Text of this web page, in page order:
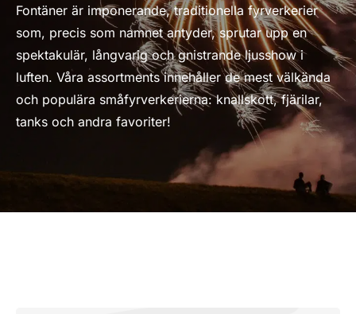
Fontäner är imponerande, traditionella fyrverkerier
som, precis som namnet antyder, sprutar upp en
spektakulär, långvarig och gnistrande ljusshow i
luften. Våra assortments innehåller de mest välkända
och populära småfyrverkerierna: knallskott, fjärilar,
tanks och andra favoriter!